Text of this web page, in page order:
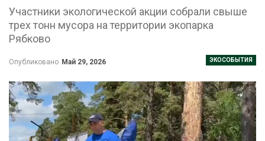
Участники экологической акции собрали свыше
трех тонн мусора на территории экопарка
Рябково
ЭКОСОБЫТИЯ
Опубликовано Май 29, 2026